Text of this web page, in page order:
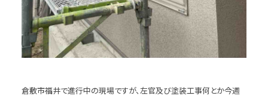
倉敷市福井で進行中の現場ですが、左官及び塗装工事何とか今週